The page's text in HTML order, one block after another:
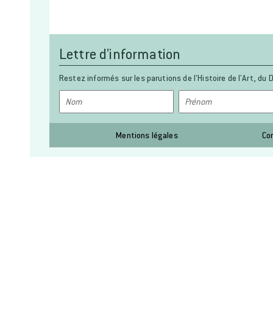
Lettre d'information
Restez informés sur les parutions de l’Histoire de l’Art, du
Mentions légales